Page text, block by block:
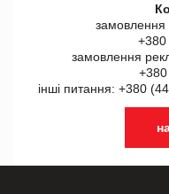
замовлення
+380
замовлення
інші питання: +380